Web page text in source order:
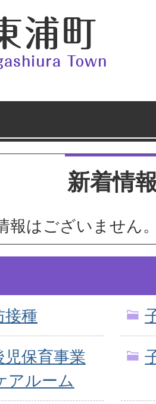
新着情
報はございません
接種
保育事業
アルーム